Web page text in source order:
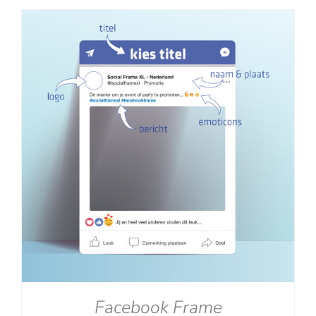
tot
Facebook Frame